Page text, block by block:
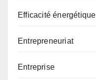
Efficacité énergétique
Entrepreneuriat
Entreprise